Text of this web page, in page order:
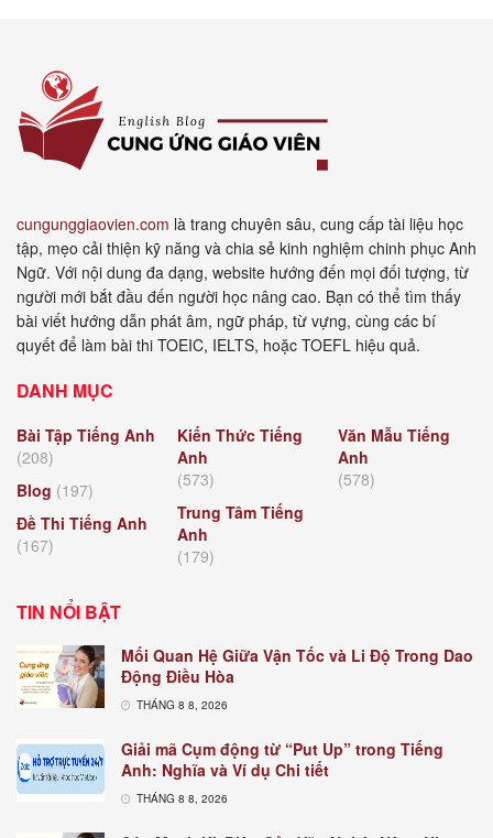
cungunggiaovien.com là trang chuyên sâu, cung cấp tài liệu học
tập, mẹo cải thiện kỹ năng và chia sẻ kinh nghiệm chinh phục Anh
Ngữ. Với nội dung đa dạng, website hướng đến mọi đối tượng, từ
người mới bắt đầu đến người học nâng cao. Bạn có thể tìm thấy
bài viết hướng dẫn phát âm, ngữ pháp, từ vựng, cùng các bí
quyết để làm bài thi TOEIC, IELTS, hoặc TOEFL hiệu quả.
DANH MỤC
Bài Tập Tiếng Anh
(208)
Blog (197)
Đề Thi Tiếng Anh
(167)
Kiến Thức Tiếng
Anh
(573)
Trung Tâm Tiếng
Anh
(179)
Văn Mẫu Tiếng
Anh
(578)
TIN NỔI BẬT
Mối Quan Hệ Giữa Vận Tốc và Li Độ Trong Dao
Động Điều Hòa
THÁNG 8 8, 2026
Giải mã Cụm động từ “Put Up” trong Tiếng
Anh: Nghĩa và Ví dụ Chi tiết
THÁNG 8 8, 2026